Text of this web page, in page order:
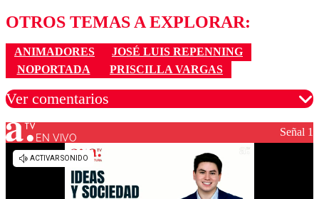
OTROS TEMAS A EXPLORAR:
ANIMADORES
JOSÉ LUIS REPENNING
NOPORTADA
PRISCILLA VARGAS
Ver comentarios
Los comentarios son moderados para garantizar un
diálogo respetuoso.
EN VIVO Señal 1